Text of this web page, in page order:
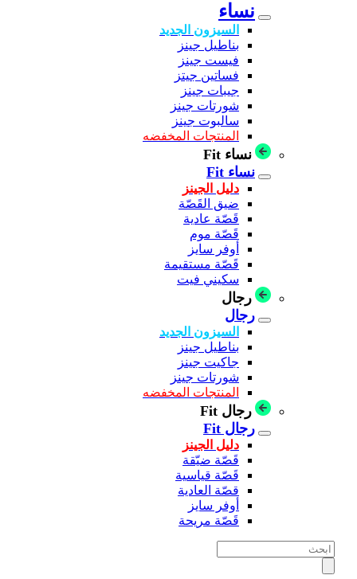
نساء
السيزون الجديد
بناطيل جينز
فيست جينز
فساتين جيتز
جيبات جينز
شورتات جينز
سالبوت جينز
المنتجات المخفضه
نساء Fit
نساء Fit
دليل الجينز
ضيق القَصّة
قَصّة عادية
قَصّة موم
أوفر سايز
قَصّة مستقيمة
سكيني فيت
رجال
رجال
السيزون الجديد
بناطيل جينز
جاكيت جينز
شورتات جينز
المنتجات المخفضه
رجال Fit
رجال Fit
دليل الجينز
قَصّة ضيّقة
قَصّة قياسية
قصّة العادية
أوفر سايز
قَصّة مريحة